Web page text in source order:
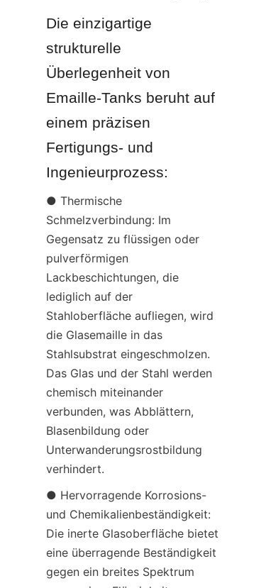
Die einzigartige
strukturelle
Überlegenheit von
Emaille-Tanks beruht auf
einem präzisen
Fertigungs- und
Ingenieurprozess:
● Thermische
Schmelzverbindung: Im
Gegensatz zu flüssigen oder
pulverförmigen
Lackbeschichtungen, die
lediglich auf der
Stahloberfläche aufliegen, wird
die Glasemaille in das
Stahlsubstrat eingeschmolzen.
Das Glas und der Stahl werden
chemisch miteinander
verbunden, was Abblättern,
Blasenbildung oder
Unterwanderungsrostbildung
verhindert.
● Hervorragende Korrosions-
und Chemikalienbeständigkeit:
Die inerte Glasoberfläche bietet
eine überragende Beständigkeit
gegen ein breites Spektrum